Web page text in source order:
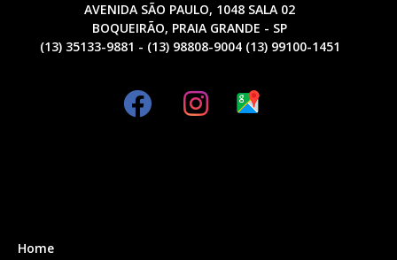
AVENIDA SÃO PAULO, 1048 SALA 02
BOQUEIRÃO, PRAIA GRANDE - SP
(13) 35133-9881 - (13) 98808-9004 (13) 99100-1451
Home